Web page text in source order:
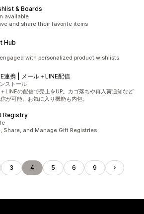
& Boards
available
and share their favorite items
Hub
with personalized product wishlists.
連携 | メール＋LINE配信
ストール
LINEの配信で売上をUP。カゴ落ちや再入荷通知など
が可能。お気に入り機能も内包。
Registry
Share, and Manage Gift Registries
3 4 5 6 9